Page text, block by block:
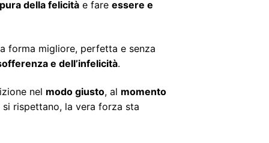
della felicitàe fare essere e
forma migliore, perfetta e senza
e dell’infelicità.
nel modo giusto, al momento
rispettano, la vera forza sta